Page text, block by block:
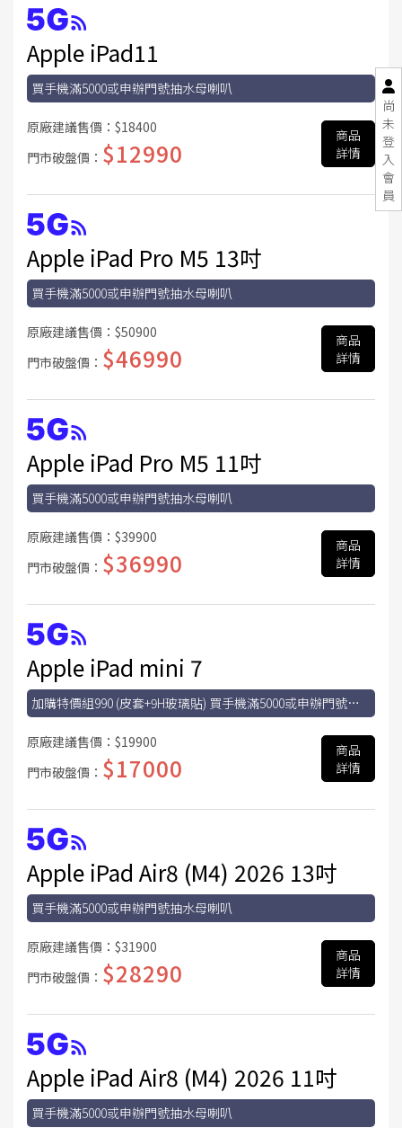
尚
未
登
入
會
員
Apple iPad11
買手機滿5000或申辦門號抽水母喇叭
原廠建議售價： $18400
門市破盤價： $12990
商品
詳情
Apple iPad Pro M5 13吋
買手機滿5000或申辦門號抽水母喇叭
原廠建議售價： $50900
門市破盤價： $46990
商品
詳情
Apple iPad Pro M5 11吋
買手機滿5000或申辦門號抽水母喇叭
原廠建議售價： $39900
門市破盤價： $36990
商品
詳情
Apple iPad mini 7
加購特價組990 (皮套+9H玻璃貼) 買手機滿5000或申辦門號抽
原廠建議售價： $19900
門市破盤價： $17000
商品
詳情
Apple iPad Air8 (M4) 2026 13吋
買手機滿5000或申辦門號抽水母喇叭
原廠建議售價： $31900
門市破盤價： $28290
商品
詳情
Apple iPad Air8 (M4) 2026 11吋
買手機滿5000或申辦門號抽水母喇叭